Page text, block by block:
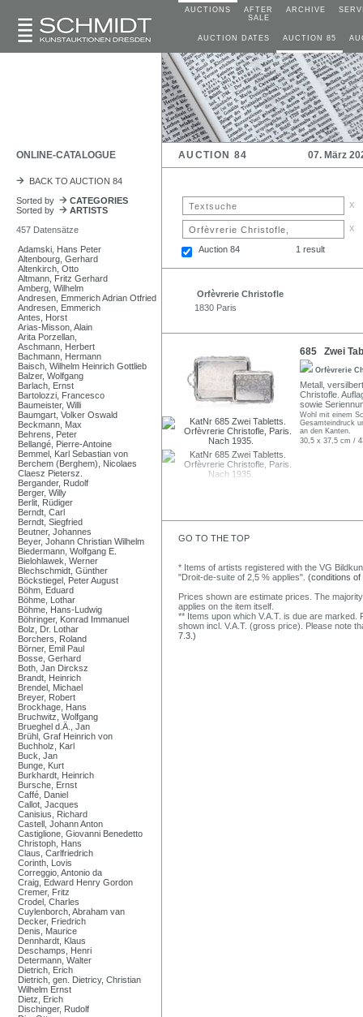
AUCTIONS
AFTER
SALE
ARCHIVE
AUCTION DATES AUCTION 85
ONLINE-CATALOGUE AUCTION 84 07. März
BACK TO AUCTION 84
Sorted by
CATEGORIES
Sorted by
ARTISTS
457 Datensätze
Adamski, Hans Peter
Altenbourg, Gerhard
Altenkirch, Otto
Altmann, Fritz Gerhard
Amberg, Wilhelm
Andresen, Emmerich Adrian Otfried
Andresen, Emmerich
Antes, Horst
Arias-Misson, Alain
Arita Porzellan,
Aschmann, Herbert
Bachmann, Hermann
Baisch, Wilhelm Heinrich Gottlieb
Balzer, Wolfgang
Barlach, Ernst
Bartolozzi, Francesco
Baumeister, Willi
Baumgart, Volker Oswald
Beckmann, Max
Behrens, Peter
Bellangé, Pierre-Antoine
Bemmel, Karl Sebastian von
Berchem (Berghem), Nicolaes
Claesz Pietersz.
Bergander, Rudolf
Berger, Willy
Berlit, Rüdiger
Berndt, Carl
Berndt, Siegfried
Beutner, Johannes
Beyer, Johann Christian Wilhelm
Biedermann, Wolfgang E.
Bielohlawek, Werner
Blechschmidt, Günther
Böckstiegel, Peter August
Böhm, Eduard
Böhme, Lothar
Böhme, Hans-Ludwig
Böhringer, Konrad Immanuel
Bolz, Dr. Lothar
Borchers, Roland
Börner, Emil Paul
Bosse, Gerhard
Both, Jan Dircksz
Brandt, Heinrich
Brendel, Michael
Breyer, Robert
Brockhage, Hans
Bruchwitz, Wolfgang
Brueghel d.Ä., Jan
Brühl, Graf Heinrich von
Buchholz, Karl
Buck, Jan
Bunge, Kurt
Burkhardt, Heinrich
Bursche, Ernst
Caffé, Daniel
Callot, Jacques
Canisius, Richard
Castell, Johann Anton
Castiglione, Giovanni Benedetto
Christoph, Hans
Claus, Carlfriedrich
Corinth, Lovis
Correggio, Antonio da
Craig, Edward Henry Gordon
Cremer, Fritz
Crodel, Charles
Cuylenborch, Abraham van
Decker, Friedrich
Denis, Maurice
Dennhardt, Klaus
Deschamps, Henri
Determann, Walter
Dietrich, Erich
Dietrich, gen. Dietricy, Christian
Wilhelm Ernst
Dietz, Erich
Dischinger, Rudolf
x
x
Auction 84 1 result
Orfèvrerie Christofle
1830 Paris
685 Zwei
Orfèvrerie
Metall,
Christofle.
sowie
Wohl mit einem
Gesamteindruck
an den Kanten.
30,5 x 37,5 cm /
GO TO THE TOP
* Items of artists registered with the VG
"Droit-de-suite of 2,5 % applies". (conditions of
Prices shown are estimate prices. The
applies on the item itself.
** Items upon which V.A.T. is due are
shown incl. V.A.T. (gross price). Please note
7.3.)